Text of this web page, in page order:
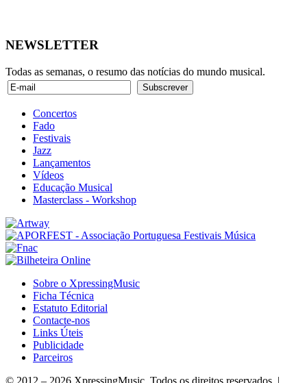
NEWSLETTER
Todas as semanas, o resumo das notícias do mundo musical.
Concertos
Fado
Festivais
Jazz
Lançamentos
Vídeos
Educação Musical
Masterclass - Workshop
Sobre o XpressingMusic
Ficha Técnica
Estatuto Editorial
Contacte-nos
Links Úteis
Publicidade
Parceiros